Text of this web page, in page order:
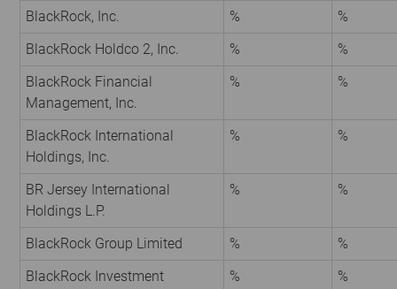
BlackRock, Inc. %
%
BlackRock Holdco 2, Inc.
%
%
BlackRock Financial
Management, Inc.
% %
BlackRock International
Holdings, Inc.
% %
BR Jersey International
Holdings L.P.
% %
BlackRock Group Limited %
%
BlackRock Investment
% %